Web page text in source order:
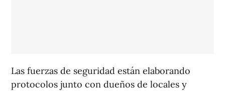
Las fuerzas de seguridad están elaborando
protocolos junto con dueños de locales y